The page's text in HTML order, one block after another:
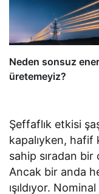
Neden sonsuz
üretemeyiz?
Şeffaflık etkisi
kapalıyken,
sahip sıradan bir
Ancak bir anda
ışıldıyor.